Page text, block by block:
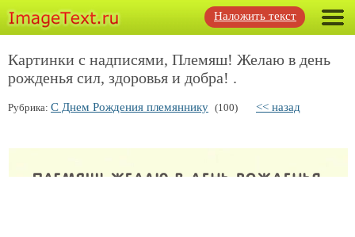
Наложить текст
Картинки с надписями, Племяш! Желаю в день
рожденья сил, здоровья и добра! .
Рубрика: С Днем Рождения племяннику (100) << назад